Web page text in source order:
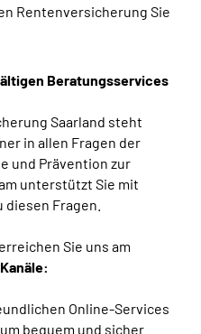
Rentenversicherung Sie
Beratungsservices
Saarland steht
in allen Fragen der
und Prävention zur
unterstützt Sie mit
Fragen.
erreichen Sie uns am
Online-Services
bequem und sicher